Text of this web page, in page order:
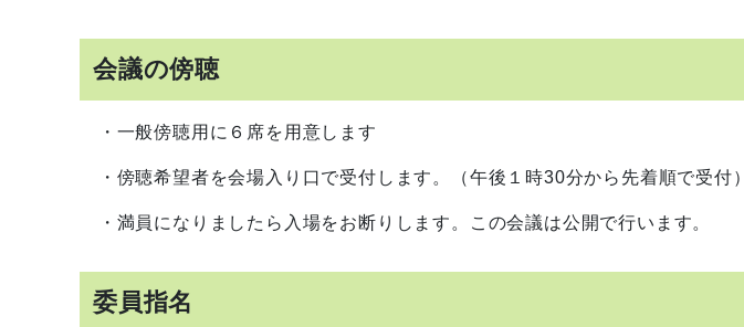
会議の傍聴
・一般傍聴用に６席を用意します
・傍聴希望者を会場入り口で受付します。（午後１時30分から先着順で受付）
・満員になりましたら入場をお断りします。この会議は公開で行います。
委員指名